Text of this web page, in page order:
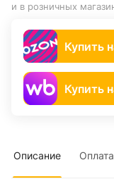
и в розничных
Купить
Купить
Описание Оплата